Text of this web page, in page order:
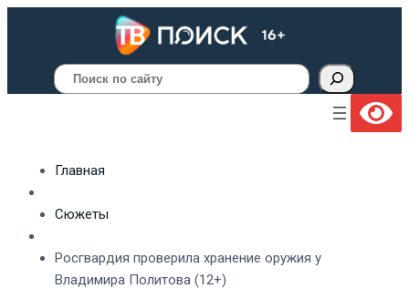
Поиск
Главная
Сюжеты
Росгвардия проверила хранение оружия у
Владимира Политова (12+)